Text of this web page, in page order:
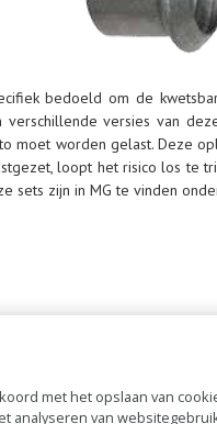
bedoeld om de
verschillende versies van
moet worden gelast. Deze
loopt het risico los te
sets zijn in MG te vinden
met het opslaan van
analyseren van